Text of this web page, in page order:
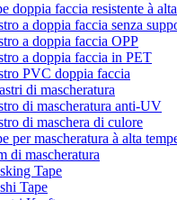
doppia faccia resistente à
a doppia faccia senza
a doppia faccia OPP
a doppia faccia in PET
PVC doppia faccia
di mascheratura
di mascheratura anti-UV
di maschera di culore
per mascheratura à alta
di mascheratura
Tape
Tape